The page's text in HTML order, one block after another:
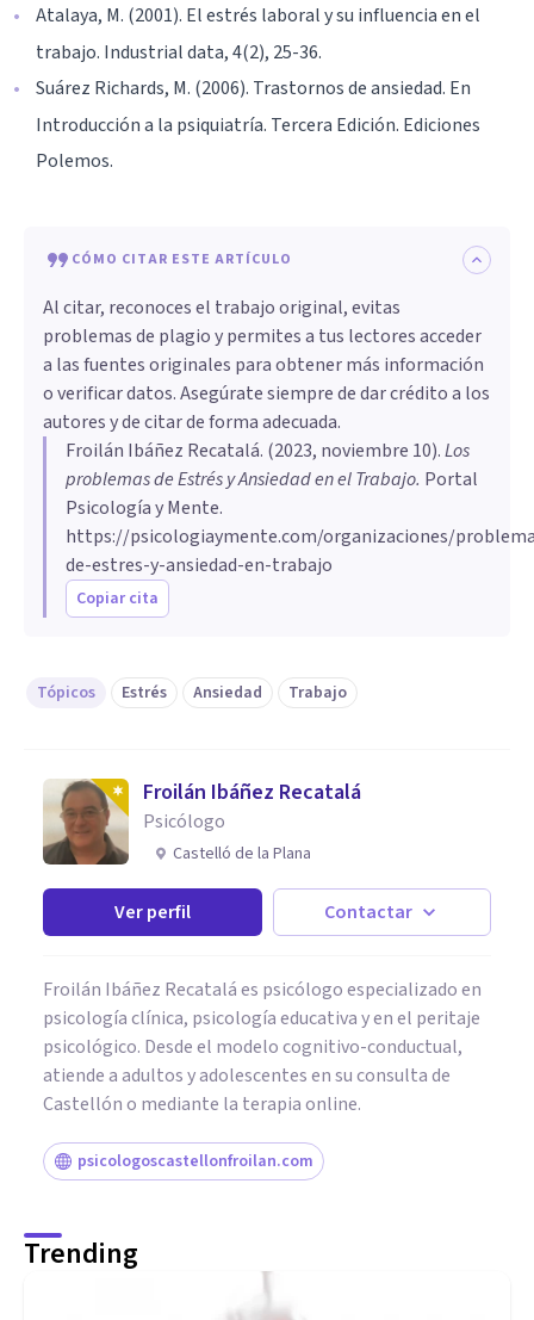
Atalaya, M. (2001). El estrés laboral y su influencia en el
trabajo. Industrial data, 4(2), 25-36.
Suárez Richards, M. (2006). Trastornos de ansiedad. En
Introducción a la psiquiatría. Tercera Edición. Ediciones
Polemos.
CÓMO CITAR ESTE ARTÍCULO
Al citar, reconoces el trabajo original, evitas
problemas de plagio y permites a tus lectores acceder
a las fuentes originales para obtener más información
o verificar datos. Asegúrate siempre de dar crédito a los
autores y de citar de forma adecuada.
Froilán Ibáñez Recatalá. (2023, noviembre 10).Los
problemas de Estrés y Ansiedad en el Trabajo. Portal
Psicología y Mente.
https://psicologiaymente.com/organizaciones/
de-estres-y-ansiedad-en-trabajo
Copiar cita
Tópicos Estrés Ansiedad Trabajo
Froilán Ibáñez Recatalá
Psicólogo
Castelló de la Plana
Ver perfil Contactar
Froilán Ibáñez Recatalá es psicólogo especializado en
psicología clínica, psicología educativa y en el peritaje
psicológico. Desde el modelo cognitivo-conductual,
atiende a adultos y adolescentes en su consulta de
Castellón o mediante la terapia online.
psicologoscastellonfroilan.com
Trending